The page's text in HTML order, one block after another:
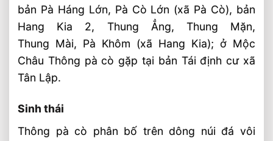
bản Pà Háng Lớn, Pà Cò Lớn (xã Pà Cò), bản
Hang Kia 2, Thung Ẳng, Thung Mặn,
Thung Mài, Pà Khôm (xã Hang Kia); ở Mộc
Châu Thông pà cò gặp tại bản Tái định cư xã
Tân Lập.
Sinh thái
Thông pà cò phân bố trên dông núi đá vôi